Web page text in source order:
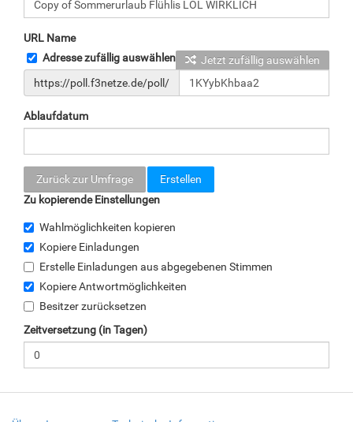
URL Name
Adresse zufällig auswählen
Jetzt zufällig auswählen
https://poll.f3netze.de/poll/
Ablaufdatum
Zurück zur Umfrage
Zu kopierende Einstellungen
Wahlmöglichkeiten kopieren
Kopiere Einladungen
Erstelle Einladungen aus abgegebenen Stimmen
Kopiere Antwortmöglichkeiten
Besitzer zurücksetzen
Zeitversetzung (in Tagen)